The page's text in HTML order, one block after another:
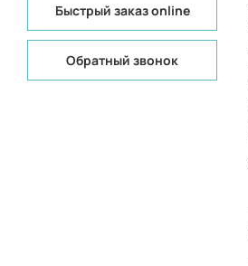
Быстрый заказ online
Обратный звонок